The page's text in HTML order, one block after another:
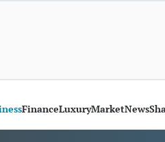
FinanceLuxuryMarketNews